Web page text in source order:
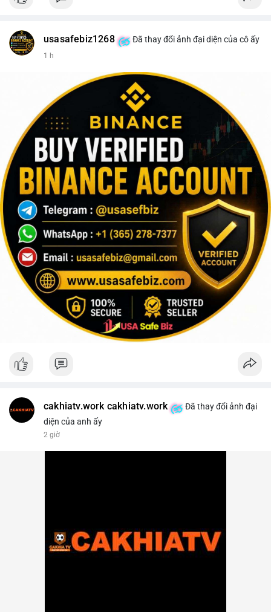
#152dot5btc
usasafebiz1268 Đã thay đổi ảnh đại diện của cô ấy
1 h
cakhiatv.work cakhiatv.work
Đã thay đổi ảnh đại
diện của anh ấy
2 giờ